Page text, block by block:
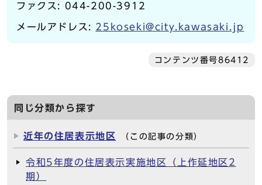
ファクス: 044-200-3912
メールアドレス: 25koseki@city.kawasaki.jp
コンテンツ番号86412
同じ分類から探す
近年の住居表示地区 （この記事の分類）
令和5年度の住居表示実施地区（上作延地区2
期）